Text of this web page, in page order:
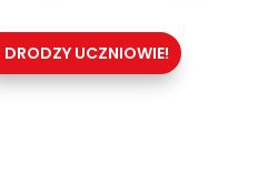
DRODZY UCZNIOWIE!